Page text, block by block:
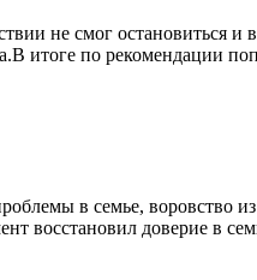
не смог
итоге по рекомендации
в семье,
восстановил доверие в